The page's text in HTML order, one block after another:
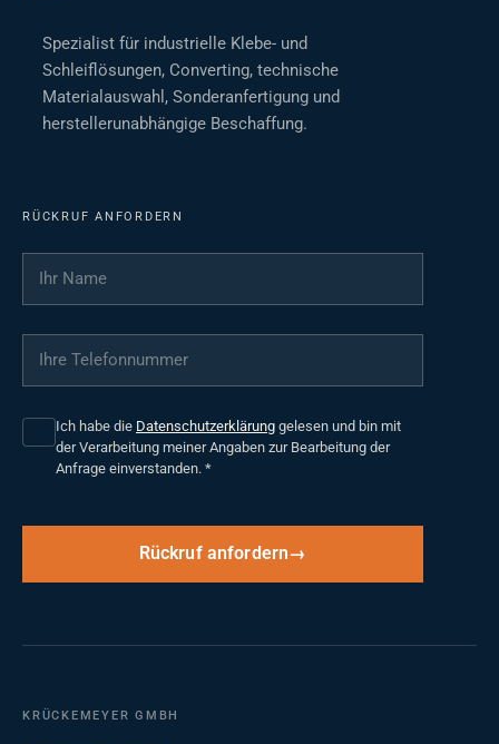
Spezialist für industrielle Klebe- und
Schleiflösungen, Converting, technische
Materialauswahl, Sonderanfertigung und
herstellerunabhängige Beschaffung.
RÜCKRUF ANFORDERN
Ihr Name
Ihre Telefonnummer
Ich habe die Datenschutzerklärung gelesen und bin mit
der Verarbeitung meiner Angaben zur Bearbeitung der
Anfrage einverstanden. *
Rückruf anfordern
KRÜCKEMEYER GMBH